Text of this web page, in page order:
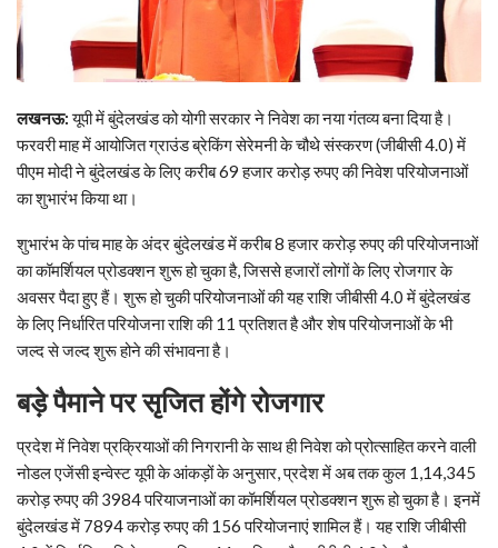
लखनऊ:यूपी में बुंदेलखंड को योगी सरकार ने निवेश का नया गंतव्य बना दिया है।
फरवरी माह में आयोजित ग्राउंड ब्रेकिंग सेरेमनी के चौथे संस्करण (जीबीसी 4.0) में
पीएम मोदी ने बुंदेलखंड के लिए करीब 69 हजार करोड़ रुपए की निवेश परियोजनाओं
का शुभारंभ किया था।
शुभारंभ के पांच माह के अंदर बुंदेलखंड में करीब 8 हजार करोड़ रुपए की परियोजनाओं
का कॉमर्शियल प्रोडक्शन शुरू हो चुका है, जिससे हजारों लोगों के लिए रोजगार के
अवसर पैदा हुए हैं। शुरू हो चुकी परियोजनाओं की यह राशि जीबीसी 4.0 में बुंदेलखंड
के लिए निर्धारित परियोजना राशि की 11 प्रतिशत है और शेष परियोजनाओं के भी
जल्द से जल्द शुरू होने की संभावना है।
बड़े पैमाने पर सृजित होंगे रोजगार
प्रदेश में निवेश प्रक्रियाओं की निगरानी के साथ ही निवेश को प्रोत्साहित करने वाली
नोडल एजेंसी इन्वेस्ट यूपी के आंकड़ों के अनुसार, प्रदेश में अब तक कुल 1,14,345
करोड़ रुपए की 3984 परियाजनाओं का कॉमर्शियल प्रोडक्शन शुरू हो चुका है। इनमें
बुंदेलखंड में 7894 करोड़ रुपए की 156 परियोजनाएं शामिल हैं। यह राशि जीबीसी